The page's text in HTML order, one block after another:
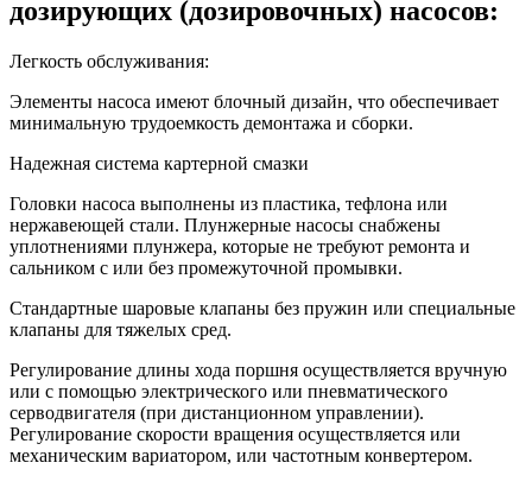
дозирующих (дозировочных) насосов:
Легкость обслуживания:
Элементы насоса имеют блочный дизайн, что обеспечивает
минимальную трудоемкость демонтажа и сборки.
Надежная система картерной смазки
Головки насоса выполнены из пластика, тефлона или
нержавеющей стали. Плунжерные насосы снабжены
уплотнениями плунжера, которые не требуют ремонта и
сальником с или без промежуточной промывки.
Стандартные шаровые клапаны без пружин или специальные
клапаны для тяжелых сред.
Регулирование длины хода поршня осуществляется вручную
или с помощью электрического или пневматического
серводвигателя (при дистанционном управлении).
Регулирование скорости вращения осуществляется или
механическим вариатором, или частотным конвертером.